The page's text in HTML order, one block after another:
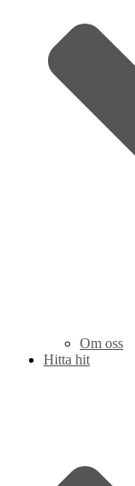
Om oss
Hitta hit